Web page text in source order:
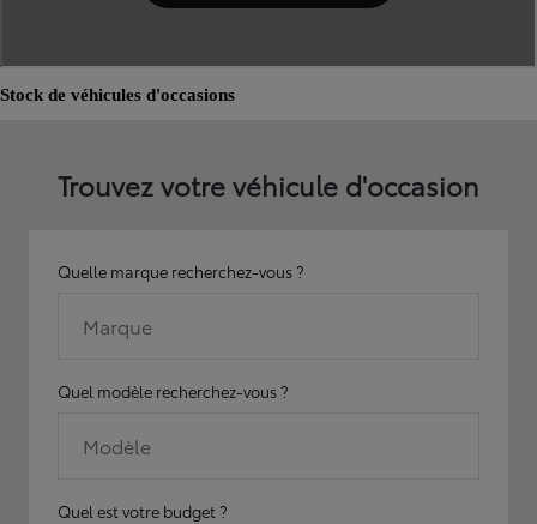
Stock de véhicules d'occasions
Trouvez votre véhicule d'occasion
Quelle marque recherchez-vous ?
Marque
Quel modèle recherchez-vous ?
Modèle
Quel est votre budget ?